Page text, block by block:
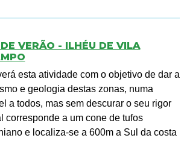
VERÃO - ILHÉU DE VILA
esta atividade com o objetivo de dar a
e geologia destas zonas, numa
a todos, mas sem descurar o seu rigor
corresponde a um cone de tufos
e localiza-se a 600m a Sul da costa